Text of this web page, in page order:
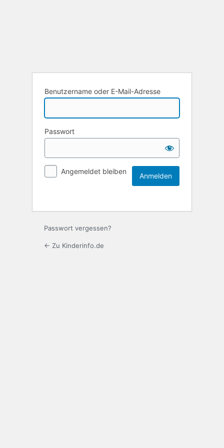
Benutzername oder E-Mail-Adresse
Passwort
Angemeldet bleiben
Passwort vergessen?
← Zu Kinderinfo.de